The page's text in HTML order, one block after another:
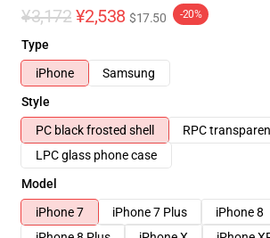
¥3,172 ¥2,538 $17.50 -20%
Type
iPhone
Samsung
Style
PC black frosted shell
RPC
LPC glass phone case
Model
iPhone 7
iPhone 7 Plus
iPhone 8